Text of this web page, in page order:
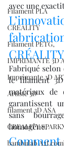
Filament PLA
CREALITY
Filament PETG,
IMPRIMANTE 3D
Imprimante 3D
Artiste 3D
filament 3D ASA
CREALITY
bambulab
avec une
Fabriqué selon
le filament
matériaux de
garantissent
sans
homogène.